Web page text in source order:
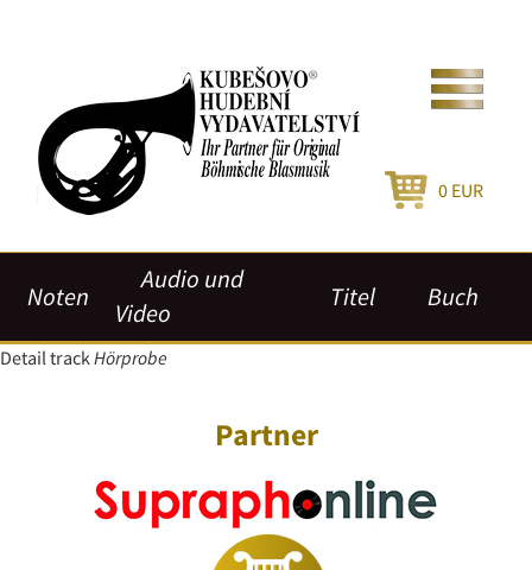
0 EUR
Noten
Audio und
Video
Titel Buch
Detail trackHörprobe
Partner